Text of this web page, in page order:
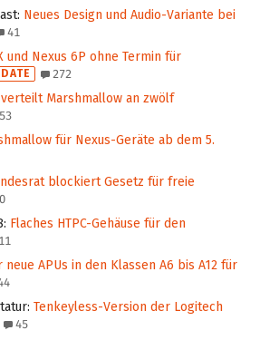
: Neues Design und Audio-Variante bei
41
und Nexus 6P ohne Termin für
272
verteilt Marshmallow an zwölf
53
für Nexus-Geräte ab dem 5.
blockiert Gesetz für freie
: Flaches HTPC-Gehäuse für den
11
neue APUs in den Klassen A6 bis A12 für
: Tenkeyless-Version der Logitech
45